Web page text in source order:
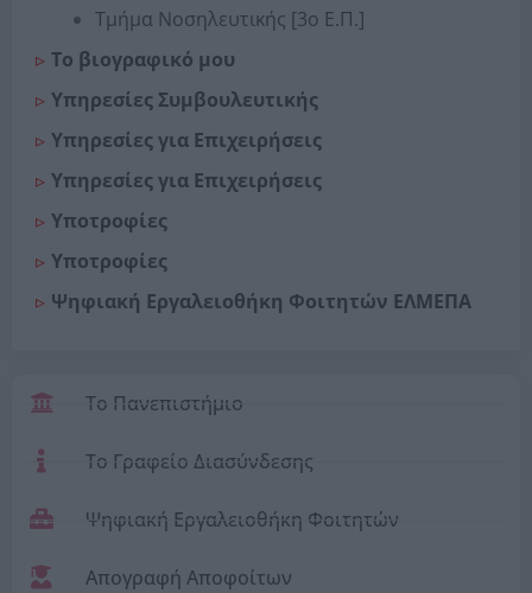
Τμήμα Νοσηλευτικής [3ο Ε.Π.]
Το βιογραφικό μου
Υπηρεσίες Συμβουλευτικής
Υπηρεσίες για Επιχειρήσεις
Υπηρεσίες για Επιχειρήσεις
Υποτροφίες
Υποτροφίες
Ψηφιακή Εργαλειοθήκη Φοιτητών ΕΛΜΕΠΑ
Το Πανεπιστήμιο
Το Γραφείο Διασύνδεσης
Ψηφιακή Εργαλειοθήκη Φοιτητών
Απογραφή Αποφοίτων